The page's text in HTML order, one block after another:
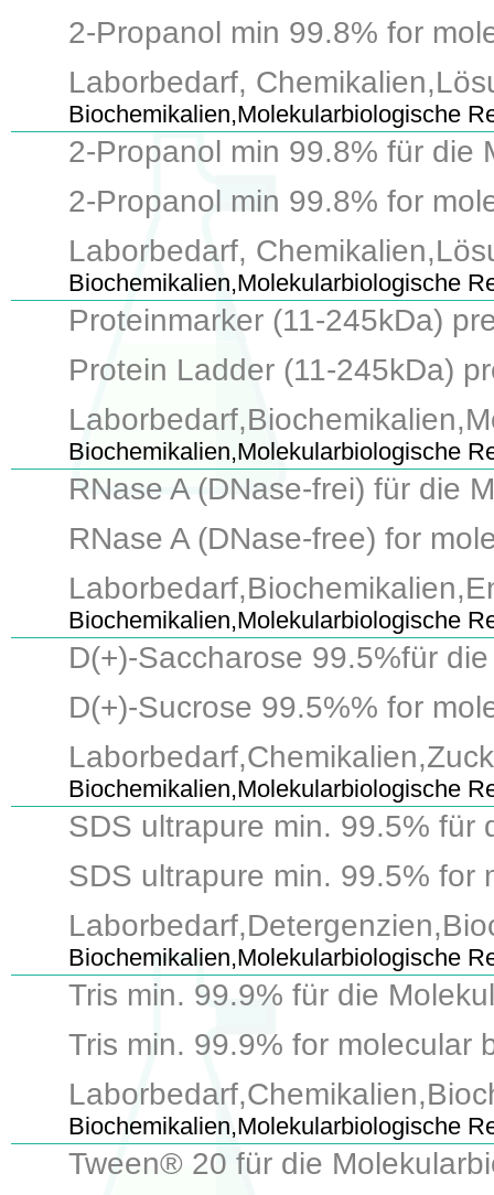
2-Propanol min 99.8% for
Laborbedarf,
Biochemikalien,Molekularbiologische
2-Propanol min 99.8% für die
2-Propanol min 99.8% for
Laborbedarf,
Biochemikalien,Molekularbiologische
Proteinmarker (11-245kDa)
Protein Ladder (11-245kDa)
Biochemikalien,Molekularbiologische
RNase A (DNase-frei) für die
RNase A (DNase-free) for
Biochemikalien,Molekularbiologische
D(+)-Saccharose 99.5%für
D(+)-Sucrose 99.5%% for
Biochemikalien,Molekularbiologische
SDS ultrapure min. 99.5% für
SDS ultrapure min. 99.5% for
Biochemikalien,Molekularbiologische
Tris min. 99.9% für die
Tris min. 99.9% for molecular
Biochemikalien,Molekularbiologische
Tween® 20 für die